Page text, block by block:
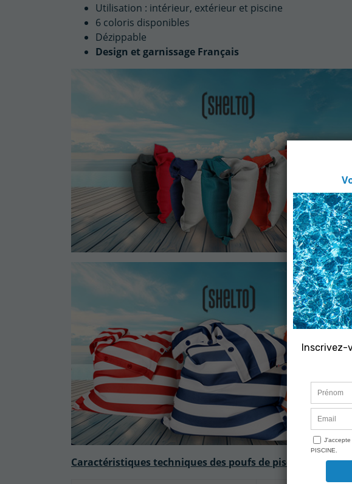
Utilisation : intérieur, extérieur et piscine
6 coloris disponibles
Dézippable
Design et garnissage Français
Caractéristiques techniques des poufs de piscine SHELTO :